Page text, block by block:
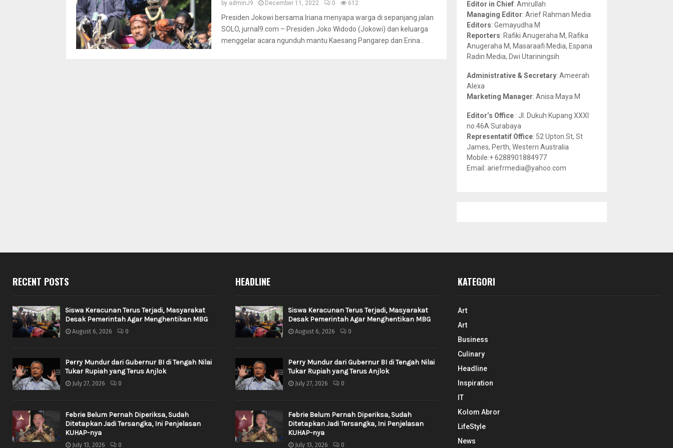
by adminJ9 December 11, 2022 0 612
Presiden Jokowi bersama Iriana menyapa warga di sepanjang jalan
SOLO, jurnal9.com – Presiden Joko Widodo (Jokowi) dan keluarga
menggelar acara ngunduh mantu Kaesang Pangarep dan Erina...
r
:
R
H
Editor in Chief: Amrullah
Managing Editor: Arief Rahman Media
Editors: Gemayudha M
Reporters: Rafiki Anugeraha M, Rafika
Anugeraha M, Masaraafi Media, Espana
Radin Media, Dwi Utariningsih
Administrative & Secretary: Ameerah
Alexa
Marketing Manager: Anisa Maya M
Editor’s Office : Jl. Dukuh Kupang XXXI
no.46A Surabaya
Representatif Office: 52 Upton St, St
James, Perth, Western Australia
Mobile:+ 6288901884977
Email: ariefrmedia@yahoo.com
RECENT POSTS
Siswa Keracunan Terus Terjadi, Masyarakat
Desak Pemerintah Agar Menghentikan MBG
August 6, 2026 0
Perry Mundur dari Gubernur BI di Tengah Nilai
Tukar Rupiah yang Terus Anjlok
July 27, 2026 0
Febrie Belum Pernah Diperiksa, Sudah
Ditetapkan Jadi Tersangka, Ini Penjelasan
KUHAP-nya
July 13, 2026 0
HEADLINE
Siswa Keracunan Terus Terjadi, Masyarakat
Desak Pemerintah Agar Menghentikan MBG
August 6, 2026 0
Perry Mundur dari Gubernur BI di Tengah Nilai
Tukar Rupiah yang Terus Anjlok
July 27, 2026 0
Febrie Belum Pernah Diperiksa, Sudah
Ditetapkan Jadi Tersangka, Ini Penjelasan
KUHAP-nya
July 13, 2026 0
KATEGORI
Art
Art
Business
Culinary
Headline
Inspiration
IT
Kolom Abror
LifeStyle
News